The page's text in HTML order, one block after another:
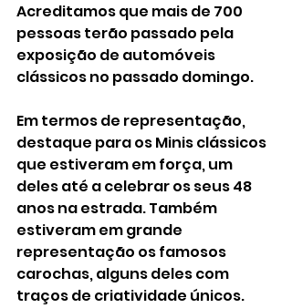
Acreditamos que mais de 700
pessoas terão passado pela
exposição de automóveis
clássicos no passado domingo.
Em termos de representação,
destaque para os Minis clássicos
que estiveram em força, um
deles até a celebrar os seus 48
anos na estrada. Também
estiveram em grande
representação os famosos
carochas, alguns deles com
traços de criatividade únicos.